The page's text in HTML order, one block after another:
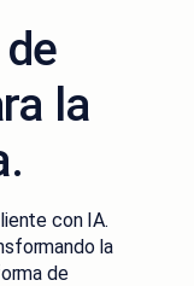
la
con IA.
la
de